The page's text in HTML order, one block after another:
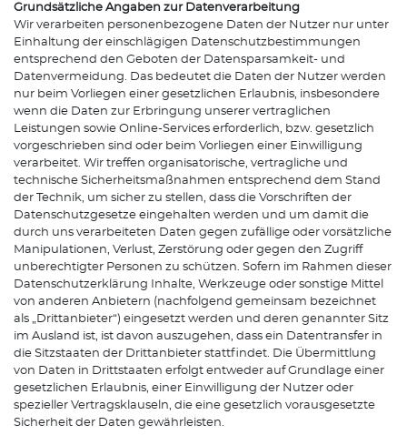
Grundsätzliche Angaben zur Datenverarbeitung
Wir verarbeiten personenbezogene Daten der Nutzer nur unter
Einhaltung der einschlägigen Datenschutzbestimmungen
entsprechend den Geboten der Datensparsamkeit- und
Datenvermeidung. Das bedeutet die Daten der Nutzer werden
nur beim Vorliegen einer gesetzlichen Erlaubnis, insbesondere
wenn die Daten zur Erbringung unserer vertraglichen
Leistungen sowie Online-Services erforderlich, bzw. gesetzlich
vorgeschrieben sind oder beim Vorliegen einer Einwilligung
verarbeitet. Wir treffen organisatorische, vertragliche und
technische Sicherheitsmaßnahmen entsprechend dem Stand
der Technik, um sicher zu stellen, dass die Vorschriften der
Datenschutzgesetze eingehalten werden und um damit die
durch uns verarbeiteten Daten gegen zufällige oder vorsätzliche
Manipulationen, Verlust, Zerstörung oder gegen den Zugriff
unberechtigter Personen zu schützen. Sofern im Rahmen dieser
Datenschutzerklärung Inhalte, Werkzeuge oder sonstige Mittel
von anderen Anbietern (nachfolgend gemeinsam bezeichnet
als „Drittanbieter“) eingesetzt werden und deren genannter Sitz
im Ausland ist, ist davon auszugehen, dass ein Datentransfer in
die Sitzstaaten der Drittanbieter stattfindet. Die Übermittlung
von Daten in Drittstaaten erfolgt entweder auf Grundlage einer
gesetzlichen Erlaubnis, einer Einwilligung der Nutzer oder
spezieller Vertragsklauseln, die eine gesetzlich vorausgesetzte
Sicherheit der Daten gewährleisten.